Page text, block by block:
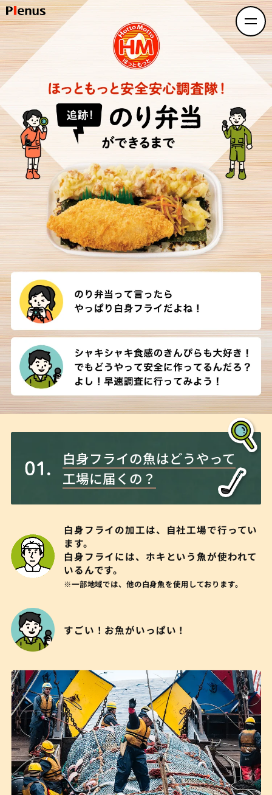
白身フライの魚はどうやって
工場に届くの？
白身フライの加工は、自社工場で行ってい
ます。
白身フライには、ホキという魚が使われて
いるんです。
※一部地域では、他の白身魚を使用しております。
すごい！お魚がいっぱい！